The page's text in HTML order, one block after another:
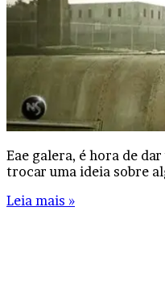
Eae galera, é hora de
trocar uma ideia sobre
Leia mais »